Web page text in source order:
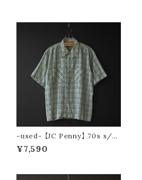
-used- 【JC Penny】 70s s/s
check shirt
¥7,590